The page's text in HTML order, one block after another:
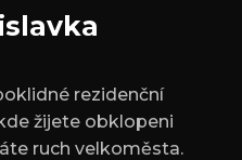
rezidenční
žijete obklopeni
ruch velkoměsta.